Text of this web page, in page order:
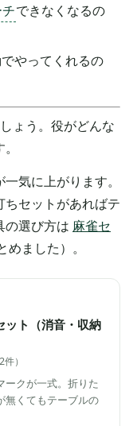
できなくなるの
やってくれるの
ょう。役がどんな
気に上がります。
セットがあればテ
の選び方は 麻雀セ
めました）。
ット（消音・収納
）
ークが一式。折りた
無くてもテーブルの